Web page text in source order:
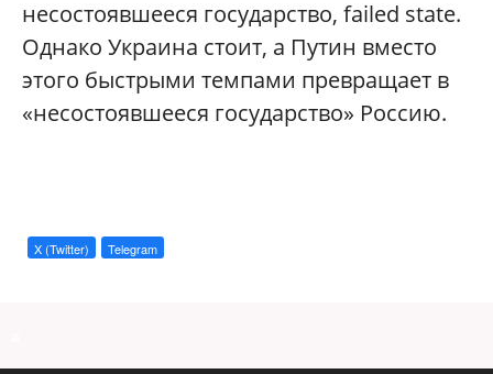
несостоявшееся государство, failed state.
Однако Украина стоит, а Путин вместо
этого быстрыми темпами превращает в
«несостоявшееся государство» Россию.
X (Twitter) Telegram